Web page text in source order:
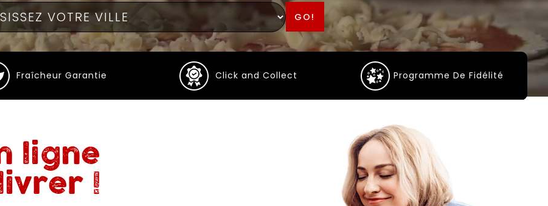
GO!
Fraîcheur Garantie Click and Collect Programme De Fidélité
ligne
!